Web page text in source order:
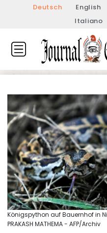
Deutsch English
Italiano
Königspython auf Bauernhof in
PRAKASH MATHEMA - AFP/Archiv